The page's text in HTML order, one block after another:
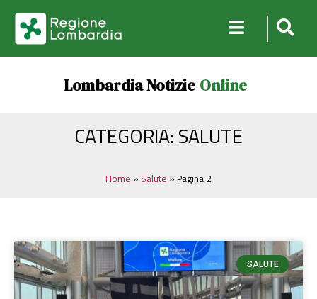
Lombardia Notizie Online
CATEGORIA: SALUTE
Home » Salute » Pagina 2
SALUTE